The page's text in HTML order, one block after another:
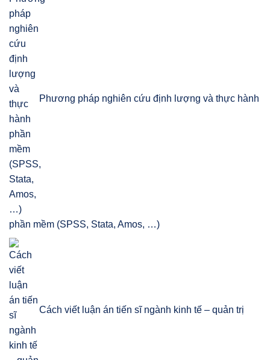
Phương pháp nghiên cứu định lượng và thực hành
phần mềm (SPSS, Stata, Amos, …)
Cách viết luận án tiến sĩ ngành kinh tế – quản trị